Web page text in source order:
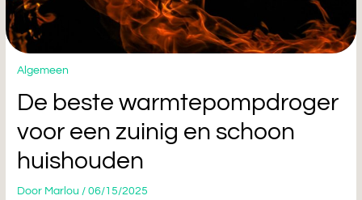
Algemeen
De beste warmtepompdroger
voor een zuinig en schoon
huishouden
Door Marlou /06/15/2025